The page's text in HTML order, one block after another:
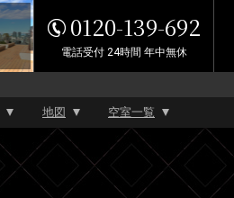
0120-139-692
電話受付 24時間 年中無休
地図 空室一覧